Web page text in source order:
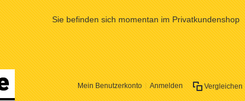
Sie befinden sich momentan im Privatkundenshop
Vergleichen
Mein Benutzerkonto Anmelden